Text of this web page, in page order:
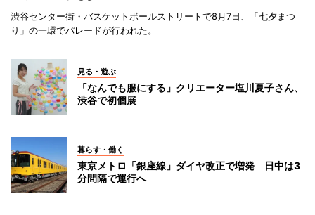
渋谷センター街・バスケットボールストリートで8月7日、「七夕まつ
り」の一環でパレードが行われた。
見る・遊ぶ
「なんでも服にする」クリエーター塩川夏子さん、
渋谷で初個展
暮らす・働く
東京メトロ「銀座線」ダイヤ改正で増発 日中は3
分間隔で運行へ